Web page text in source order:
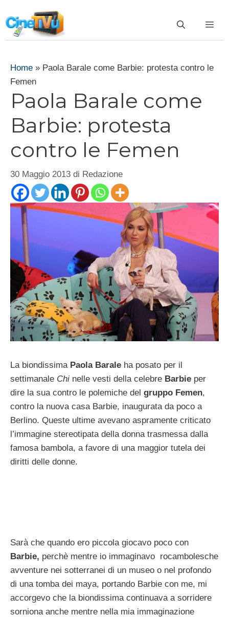
al
contenuto
Home » Paola Barale come Barbie: protesta contro le
Femen
Paola Barale come
Barbie: protesta
contro le Femen
30 Maggio 2013 di Redazione
La biondissimaPaola Barale ha posato per il
settimanale Chi nelle vesti della celebre Barbie per
dire la sua contro le polemiche del gruppo Femen,
contro la nuova casa Barbie, inaugurata da poco a
Berlino. Queste ultime avevano aspramente criticato
l’immagine stereotipata della donna trasmessa dalla
famosa bambola, a favore di una maggior tutela dei
diritti delle donne.
Sarà che quando ero piccola giocavo poco con
Barbie, perchè mentre io immaginavo rocambolesche
avventure nei sotterranei di un museo o nel profondo
di una tomba dei maya, portando Barbie con me, mi
accorgevo che la biondissima continuava a sorridere
sorniona anche mentre nella mia immaginazione